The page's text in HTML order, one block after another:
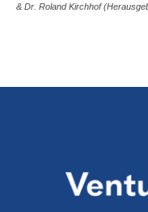
& Dr. Roland Kirchhof